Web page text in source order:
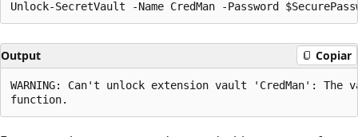
Output Copiar
WARNING: Can't unlock extension vault 'CredMan':